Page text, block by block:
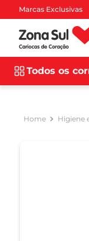
Marcas Exclusivas
Todos os
Higiene